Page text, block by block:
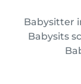
Babysitter
Babysits